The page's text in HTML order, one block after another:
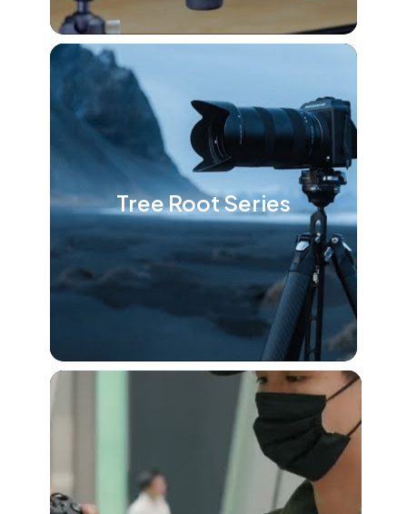
Tree Root Series